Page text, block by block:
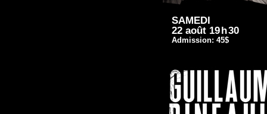
SAMEDI
22 août 19h30
Admission: 45$